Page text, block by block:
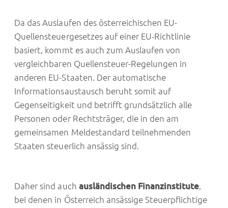
Da das Auslaufen des österreichischen EU-
Quellensteuergesetzes auf einer EU-Richtlinie
basiert, kommt es auch zum Auslaufen von
vergleichbaren Quellensteuer-Regelungen in
anderen EU-Staaten. Der automatische
Informationsaustausch beruht somit auf
Gegenseitigkeit und betrifft grundsätzlich alle
Personen oder Rechtsträger, die in den am
gemeinsamen Meldestandard teilnehmenden
Staaten steuerlich ansässig sind.
Daher sind auch ausländischen Finanzinstitute,
bei denen in Österreich ansässige Steuerpflichtige